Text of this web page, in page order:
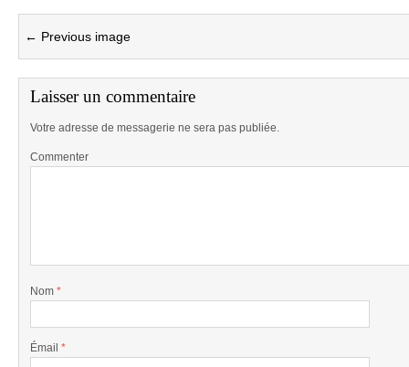
← Previous image
Laisser un commentaire
Votre adresse de messagerie ne sera pas publiée.
Commenter
Nom *
Émail *